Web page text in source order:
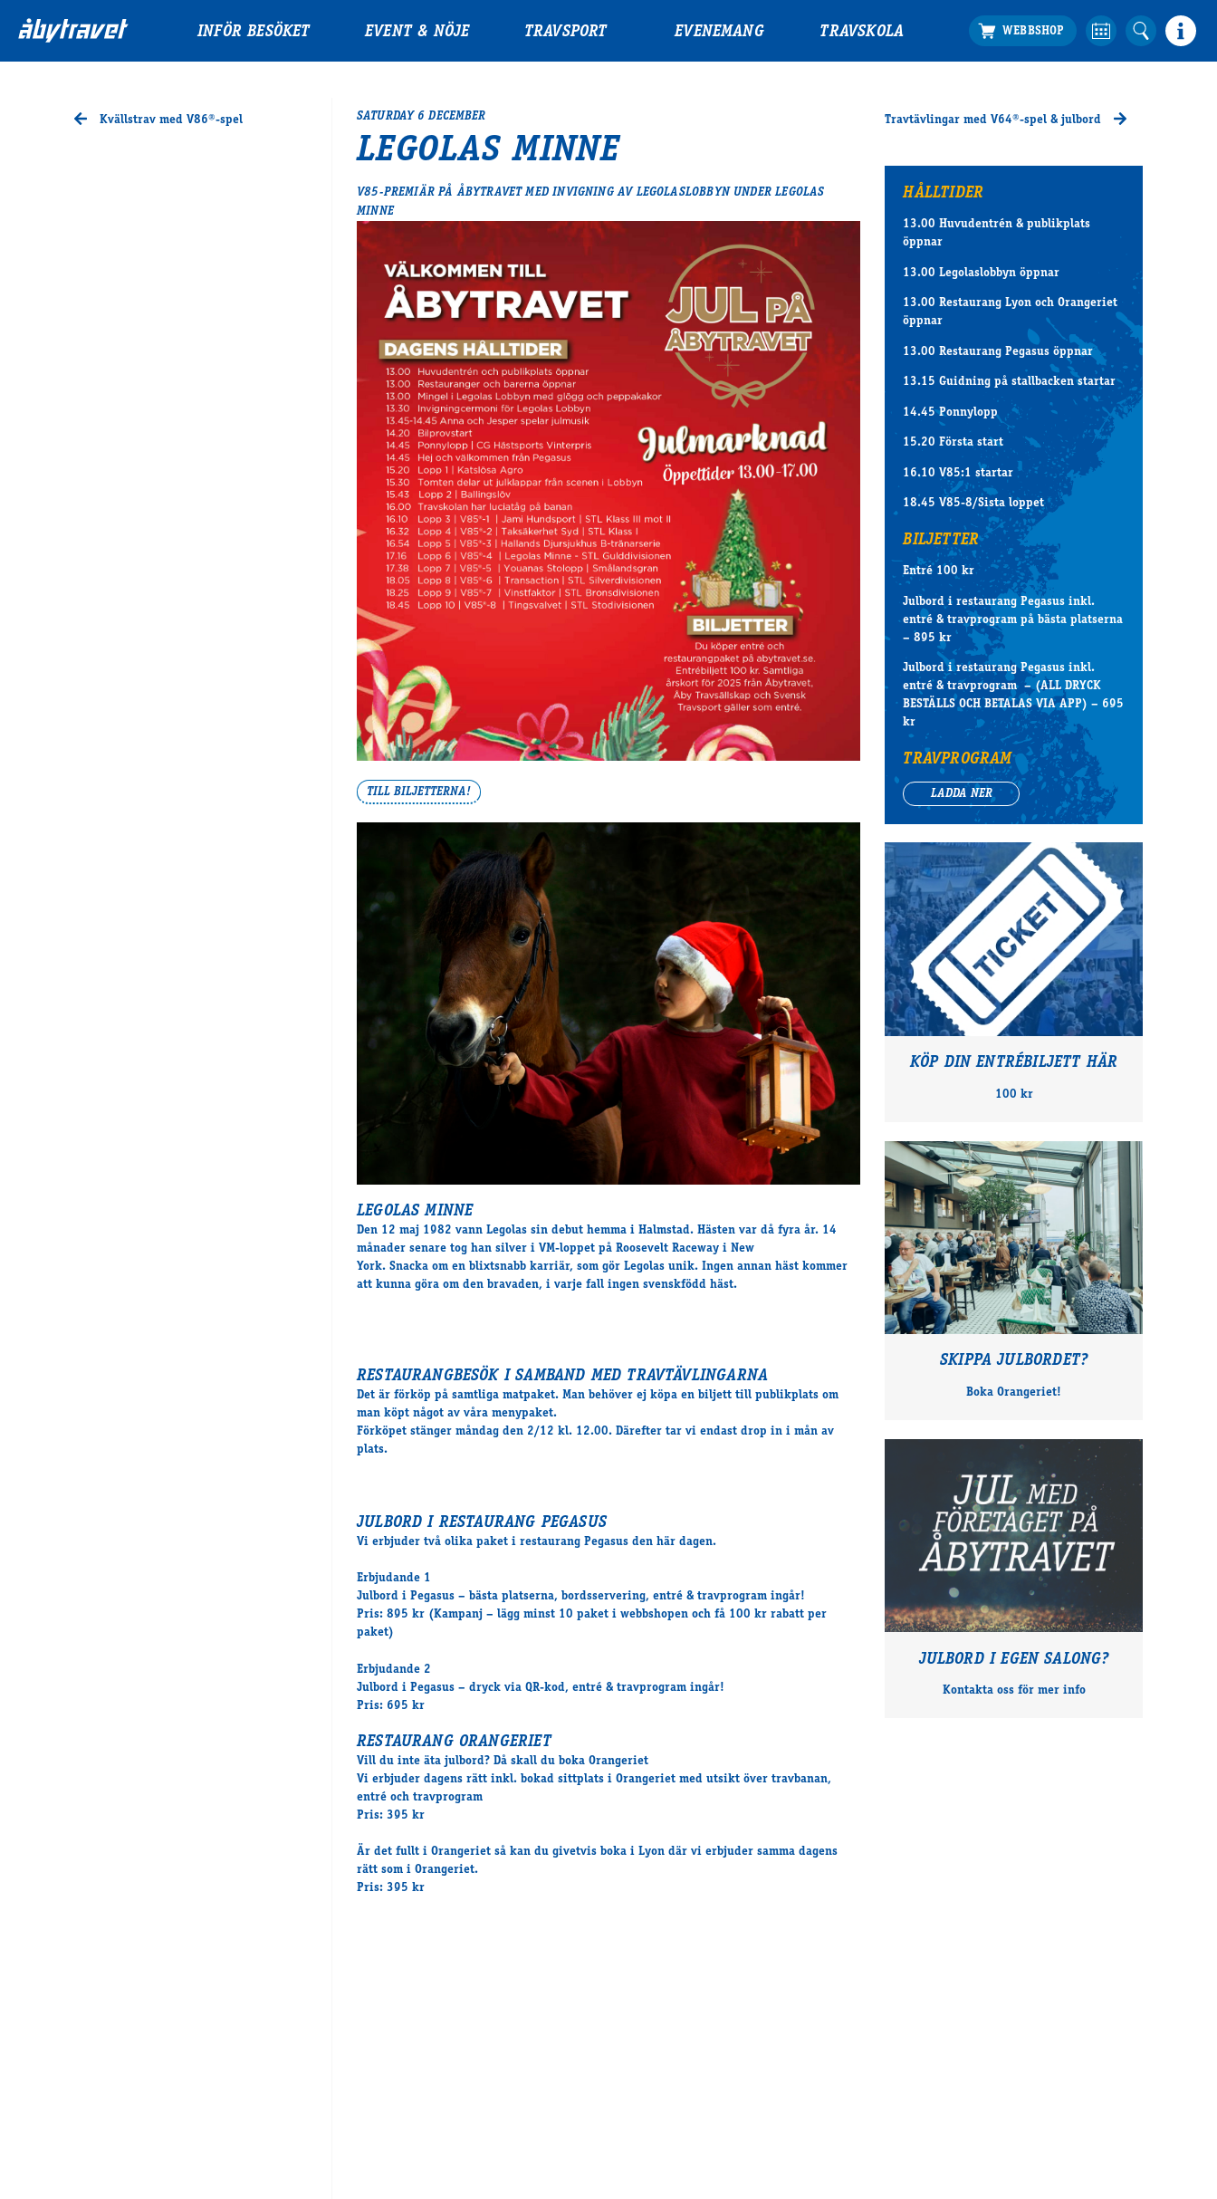
INFÖR BESÖKET EVENT & NÖJE TRAVSPORT EVENEMANG TRAVSKOLA
Kvällstrav med V86®-spel SATURDAY 6 DECEMBER
LEGOLAS MINNE
V85-PREMIÄR PÅ ÅBYTRAVET MED INVIGNING AV LEGOLASLOBBYN UNDER LEGOLAS
MINNE
TILL BILJETTERNA!
LEGOLAS MINNE
Den 12 maj 1982 vann Legolas sin debut hemma i Halmstad. Hästen var då fyra år. 14
månader senare tog han silver i VM-loppet på Roosevelt Raceway i New
York. Snacka om en blixtsnabb karriär, som gör Legolas unik. Ingen annan häst kommer
att kunna göra om den bravaden, i varje fall ingen svenskfödd häst.
RESTAURANGBESÖK I SAMBAND MED TRAVTÄVLINGARNA
Det är förköp på samtliga matpaket. Man behöver ej köpa en biljett till publikplats om
man köpt något av våra menypaket.
Förköpet stänger måndag den 2/12 kl. 12.00. Därefter tar vi endast drop in i mån av
plats.
JULBORD I RESTAURANG PEGASUS
Vi erbjuder två olika paket i restaurang Pegasus den här dagen.
Erbjudande 1
Julbord i Pegasus – bästa platserna, bordsservering, entré & travprogram ingår!
Pris: 895 kr (Kampanj – lägg minst 10 paket i webbshopen och få 100 kr rabatt per
paket)
Erbjudande 2
Julbord i Pegasus – dryck via QR-kod, entré & travprogram ingår!
Pris: 695 kr
RESTAURANG ORANGERIET
Vill du inte äta julbord? Då skall du boka Orangeriet
Vi erbjuder dagens rätt inkl. bokad sittplats i Orangeriet med utsikt över travbanan,
entré och travprogram
Pris: 395 kr
Är det fullt i Orangeriet så kan du givetvis boka i Lyon där vi erbjuder samma dagens
rätt som i Orangeriet.
Pris: 395 kr
Travtävlingar med V64®-spel & julbord
HÅLLTIDER
13.00 Huvudentrén & publikplats
öppnar
13.00 Legolaslobbyn öppnar
13.00 Restaurang Lyon och Orangeriet
öppnar
13.00 Restaurang Pegasus öppnar
13.15 Guidning på stallbacken startar
14.45 Ponnylopp
15.20 Första start
16.10 V85:1 startar
18.45 V85-8/Sista loppet
BILJETTER
Entré 100 kr
Julbord i restaurang Pegasus inkl.
entré & travprogram på bästa platserna
– 895 kr
Julbord i restaurang Pegasus inkl.
entré & travprogram – (ALL DRYCK
BESTÄLLS OCH BETALAS VIA APP) – 695
kr
TRAVPROGRAM
LADDA NER
KÖP DIN ENTRÉBILJETT HÄR
100 kr
SKIPPA JULBORDET?
Boka Orangeriet!
JULBORD I EGEN SALONG?
Kontakta oss för mer info